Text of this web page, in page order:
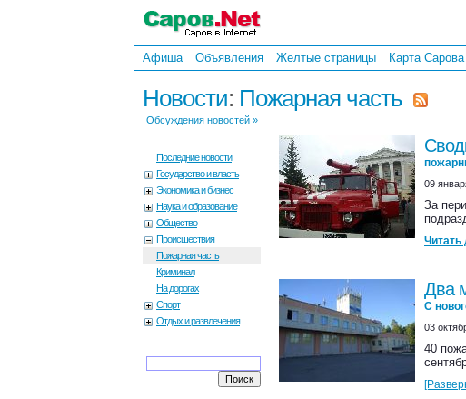
Афиша Объявления Желтые страницы Карта Сарова
Новости: Пожарная часть
Обсуждения новостей »
Последние новости
Государство и власть
Экономика и бизнес
Наука и образование
Общество
Происшествия
Пожарная часть
Криминал
На дорогах
Спорт
Отдых и развлечения
09
За
Читать
Два
С
03
40